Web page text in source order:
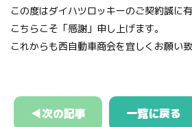
この度はダイハツロッキーのご契約誠に
こちらこそ「感謝」申し上げます。
これからも西自動車商会を宜しくお願い致
◀次の記事 一覧に戻る